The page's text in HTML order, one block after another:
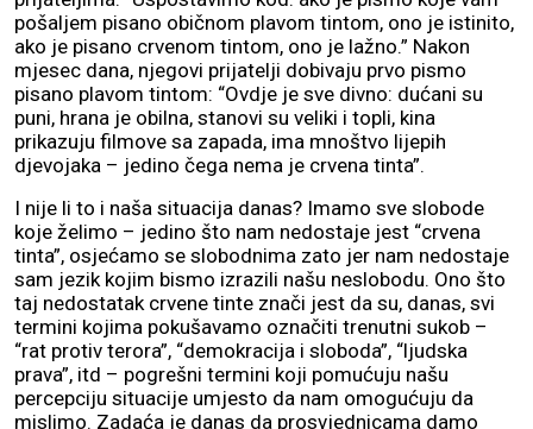
pošaljem pisano običnom plavom tintom, ono je istinito,
ako je pisano crvenom tintom, ono je lažno.” Nakon
mjesec dana, njegovi prijatelji dobivaju prvo pismo
pisano plavom tintom: “Ovdje je sve divno: dućani su
puni, hrana je obilna, stanovi su veliki i topli, kina
prikazuju filmove sa zapada, ima mnoštvo lijepih
djevojaka – jedino čega nema je crvena tinta”.
I nije li to i naša situacija danas? Imamo sve slobode
koje želimo – jedino što nam nedostaje jest “crvena
tinta”, osjećamo se slobodnima zato jer nam nedostaje
sam jezik kojim bismo izrazili našu neslobodu. Ono što
taj nedostatak crvene tinte znači jest da su, danas, svi
termini kojima pokušavamo označiti trenutni sukob –
“rat protiv terora”, “demokracija i sloboda”, “ljudska
prava”, itd – pogrešni termini koji pomućuju našu
percepciju situacije umjesto da nam omogućuju da
mislimo. Zadaća je danas da prosvjednicama damo